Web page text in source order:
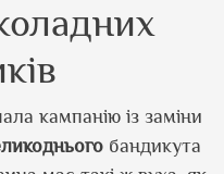
кампанію із заміни
бандикута